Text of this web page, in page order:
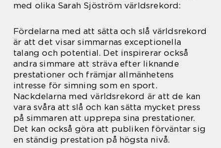
med olika Sarah Sjöström världsrekord:
Fördelarna med att sätta och slå världsrekord
är att det visar simmarnas exceptionella
talang och potential. Det inspirerar också
andra simmare att sträva efter liknande
prestationer och främjar allmänhetens
intresse för simning som en sport.
Nackdelarna med världsrekord är att de kan
vara svåra att slå och kan sätta mycket press
på simmaren att upprepa sina prestationer.
Det kan också göra att publiken förväntar sig
en ständig prestation på högsta nivå.